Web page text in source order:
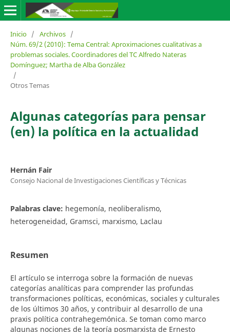
Inicio / Archivos /
Núm. 69/2 (2010): Tema Central: Aproximaciones cualitativas a
problemas sociales. Coordinadores del TC Alfredo Nateras
Domínguez; Martha de Alba González
/
Otros Temas
Algunas categorías para pensar
(en) la política en la actualidad
Hernán Fair
Consejo Nacional de Investigaciones Científicas y Técnicas
Palabras clave: hegemonía, neoliberalismo,
heterogeneidad, Gramsci, marxismo, Laclau
Resumen
El artículo se interroga sobre la formación de nuevas
categorías analíticas para comprender las profundas
transformaciones políticas, económicas, sociales y culturales
de los últimos 30 años, y contribuir al desarrollo de una
praxis política contrahegemónica. Se toman como marco
algunas nociones de la teoría posmarxista de Ernesto